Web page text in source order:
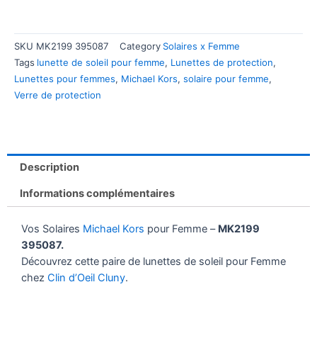
SKU MK2199 395087 Category Solaires x Femme
Tags lunette de soleil pour femme, Lunettes de protection,
Lunettes pour femmes, Michael Kors, solaire pour femme,
Verre de protection
Description
Informations complémentaires
Vos Solaires Michael Kors pour Femme – MK2199
395087.
Découvrez cette paire de lunettes de soleil pour Femme
chez Clin d’Oeil Cluny.